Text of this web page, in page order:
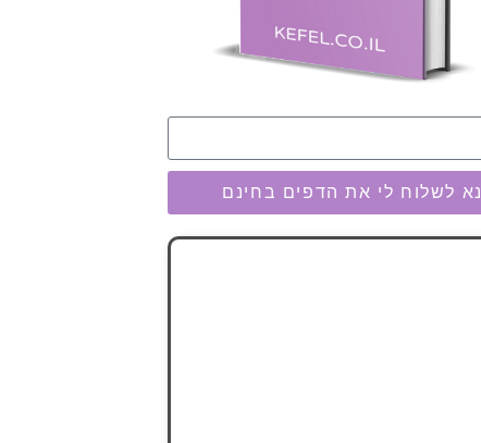
נא לשלוח לי את הדפים בחינם